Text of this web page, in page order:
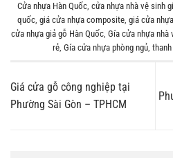
Cửa nhựa Hàn Quốc, cửa nhựa nhà vệ sinh
quốc, giá cửa nhựa composite, giá cửa
cửa nhựa giả gỗ Hàn Quốc, Gía cửa nhựa nhà
rẻ, Gía cửa nhựa phòng ngủ,
Giá cửa gỗ công nghiệp tại
Phường Sài Gòn – TPHCM